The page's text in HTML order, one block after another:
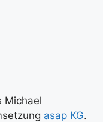
Michael
asap KG.